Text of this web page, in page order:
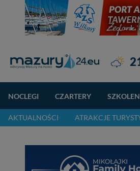
NOCLEGI CZARTERY
AKTUALNOŚCI ATRAKCJE